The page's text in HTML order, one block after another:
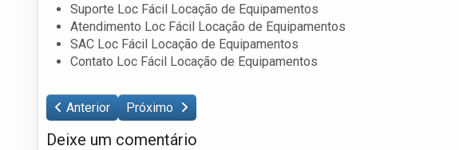
Suporte Loc Fácil Locação de Equipamentos
Atendimento Loc Fácil Locação de Equipamentos
SAC Loc Fácil Locação de Equipamentos
Contato Loc Fácil Locação de Equipamentos
Anterior Próximo
Deixe um comentário